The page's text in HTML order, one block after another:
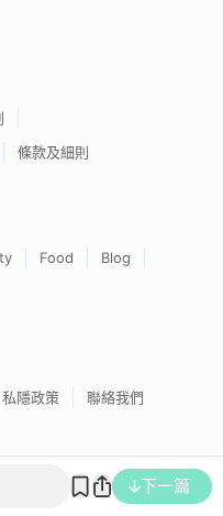
下一篇
條款及細則
Food
Blog
私隱政策 聯絡我們